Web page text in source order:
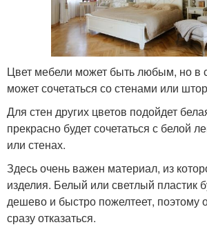
Цвет мебели может быть любым, но в
может сочетаться со стенами или
Для стен других цветов подойдет
прекрасно будет сочетаться с белой
или стенах.
Здесь очень важен материал, из
изделия. Белый или светлый пластик
дешево и быстро пожелтеет, поэтому
сразу отказаться.